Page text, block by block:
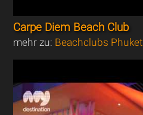
Carpe Diem Beach Club
mehr zu: Beachclubs Phuket